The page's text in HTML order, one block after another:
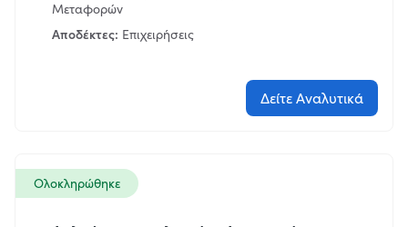
Εφαρμογή
Μεταφορών
Αποδέκτες: Επιχειρήσεις
Δείτε Αναλυτικά
Ολοκληρώθηκε